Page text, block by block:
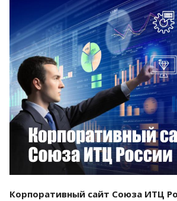
Смотреть проект
Корпоративный сайт Союза ИТЦ